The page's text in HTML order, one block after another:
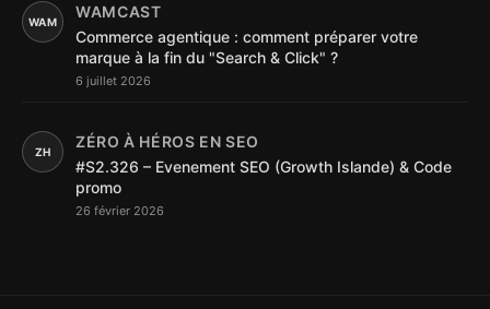
WAM
WAMCAST
Commerce agentique : comment préparer votre
marque à la fin du "Search & Click" ?
6 juillet 2026
ZH
ZÉRO À HÉROS EN SEO
#S2.326 – Evenement SEO (Growth Islande) & Code
promo
26 février 2026